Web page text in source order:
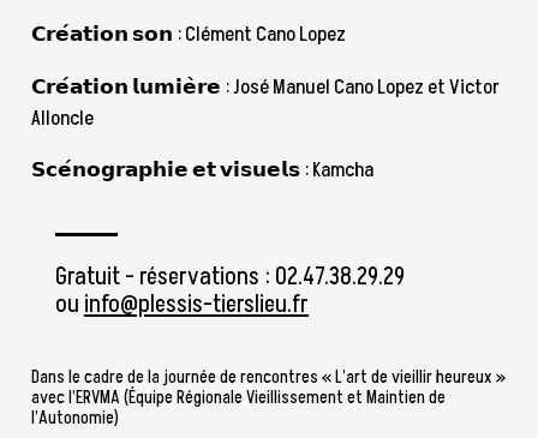
𝗖𝗿𝗲́𝗮𝘁𝗶𝗼𝗻 𝘀𝗼𝗻 : Clément Cano Lopez
𝗖𝗿𝗲́𝗮𝘁𝗶𝗼𝗻 𝗹𝘂𝗺𝗶𝗲̀𝗿𝗲 : José Manuel Cano Lopez et Victor
Alloncle
𝗦𝗰𝗲́𝗻𝗼𝗴𝗿𝗮𝗽𝗵𝗶𝗲 𝗲𝘁 𝘃𝗶𝘀𝘂𝗲𝗹𝘀 : Kamcha
Gratuit - réservations : 02.47.38.29.29
ou info@plessis-tierslieu.fr
Dans le cadre de la journée de rencontres « L’art de vieillir heureux »
avec l’ERVMA (Équipe Régionale Vieillissement et Maintien de
l’Autonomie)